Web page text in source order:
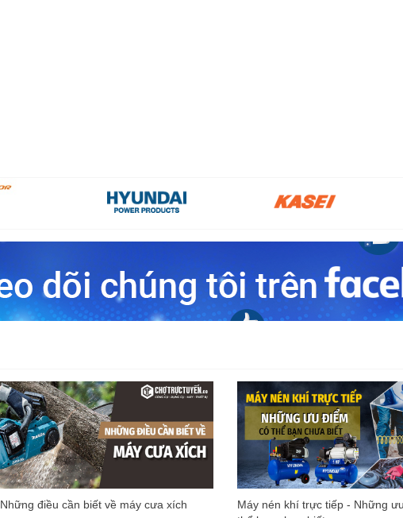
Những điều cần biết về máy cưa xích
Máy nén khí trực tiếp - Những